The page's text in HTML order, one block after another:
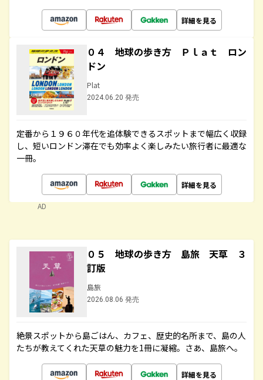
詳細を見る
０４ 地球の歩き方 Ｐｌａｔ ロン
ドン
Plat
2024.06.20 発売
定番から１９６０年代を追体験できるスポットまで幅広く収録
し、短いロンドン滞在でも効率よく楽しみたい旅行者に最適な
一冊。
詳細を見る
AD
０５ 地球の歩き方 島旅 天草 ３
訂版
島旅
2026.08.06 発売
絶景スポットから島ごはん、カフェ、歴史的名所まで、島の人
たちが教えてくれた天草の魅力を1冊に凝縮。さあ、島旅へ。
詳細を見る